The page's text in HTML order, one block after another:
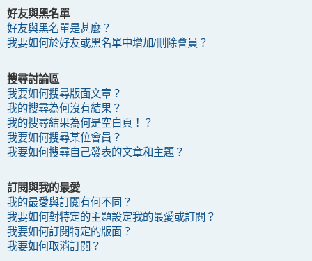
好友與黑名單
好友與黑名單是甚麼？
我要如何於好友或黑名單中增加/刪除會員？
搜尋討論區
我要如何搜尋版面文章？
我的搜尋為何沒有結果？
我的搜尋結果為何是空白頁！？
我要如何搜尋某位會員？
我要如何搜尋自己發表的文章和主題？
訂閱與我的最愛
我的最愛與訂閱有何不同？
我要如何對特定的主題設定我的最愛或訂閱？
我要如何訂閱特定的版面？
我要如何取消訂閱？